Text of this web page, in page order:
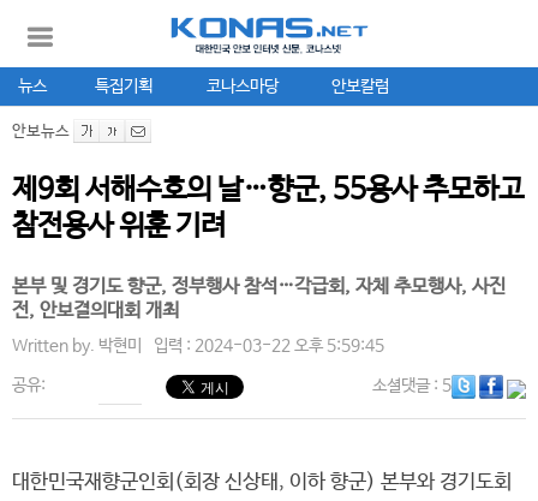
뉴스 특집기획 코나스마당 안보칼럼
안보뉴스
제9회 서해수호의 날…향군, 55용사 추모하고
참전용사 위훈 기려
본부 및 경기도 향군, 정부행사 참석…각급회, 자체 추모행사, 사진
전, 안보결의대회 개최
Written by. 박현미 입력 : 2024-03-22 오후 5:59:45
공유: 소셜댓글: 5
대한민국재향군인회(회장 신상태, 이하 향군) 본부와 경기도회